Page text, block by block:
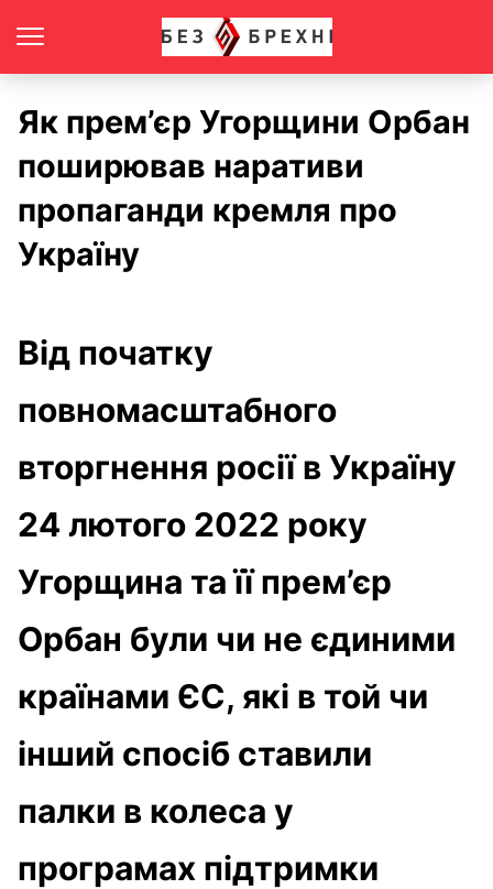
Як прем’єр Угорщини Орбан
поширював наративи
пропаганди кремля про
Україну
Від початку
повномасштабного
вторгнення росії в Україну
24 лютого 2022 року
Угорщина та її прем’єр
Орбан були чи не єдиними
країнами ЄС, які в той чи
інший спосіб ставили
палки в колеса у
програмах підтримки